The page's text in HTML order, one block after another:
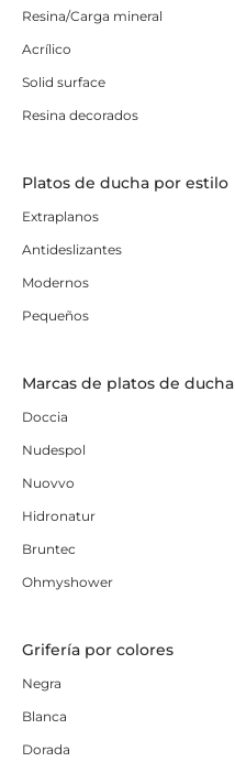
Resina/Carga mineral
Acrílico
Solid surface
Resina decorados
Platos de ducha por estilo
Extraplanos
Antideslizantes
Modernos
Pequeños
Marcas de platos de ducha
Doccia
Nudespol
Nuovvo
Hidronatur
Bruntec
Ohmyshower
Grifería por colores
Negra
Blanca
Dorada